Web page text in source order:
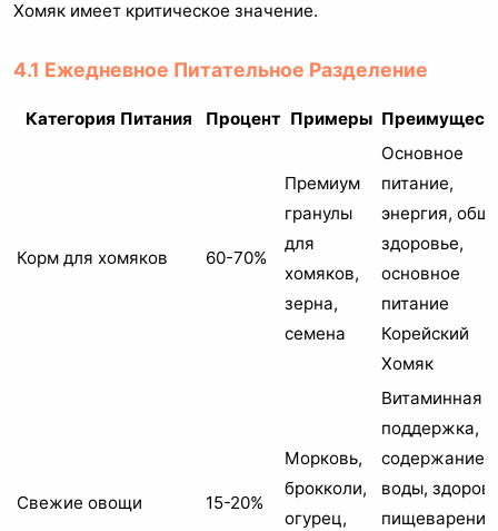
Хомяк имеет критическое значение.
4.1 Ежедневное Питательное Разделение
Категория Питания Процент Примеры
Корм для хомяков 60-70%
Премиум
гранулы
для
хомяков,
зерна,
семена
Основное
питание,
энергия,
здоровье,
основное
питание
Корейский
Хомяк
Свежие овощи 15-20%
Морковь,
брокколи,
огурец,
Витаминная
поддержка,
содержание
воды,